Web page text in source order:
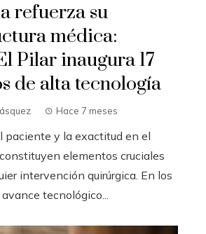
refuerza su
médica:
Pilar inaugura 17
de alta tecnología
Hace 7 meses
paciente y la exactitud en el
elementos cruciales
intervención quirúrgica. En los
tecnológico...